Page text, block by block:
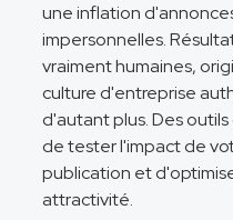
une inflation
impersonnelles.
vraiment humaines,
culture d'entreprise
d'autant plus. Des
de tester l'impact de
publication et
attractivité.